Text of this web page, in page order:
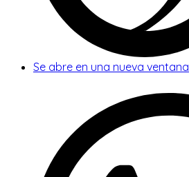
Se abre en una nueva ventana